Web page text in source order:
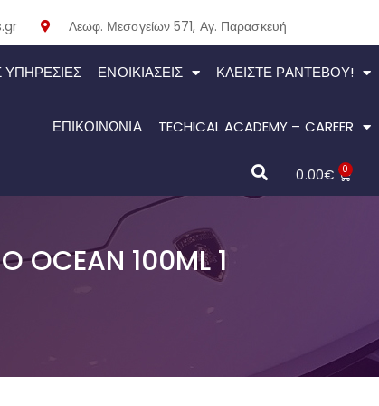
Λεωφ. Μεσογείων 571, Αγ. Παρασκευή
ΥΠΗΡΕΣΙΕΣ ΕΝΟΙΚΙΆΣΕΙΣ ΚΛΕΊΣΤΕ ΡΑΝΤΕΒΟΎ!
ΕΠΙΚΟΙΝΩΝΙΑ TECHICAL ACADEMY – CAREER
0.00€ 0
OCEAN 100ML 1